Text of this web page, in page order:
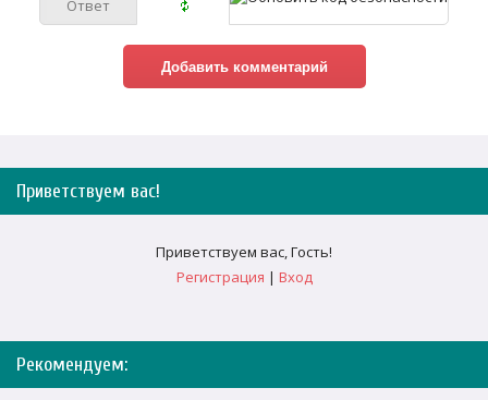
Приветствуем вас!
Приветствуем вас,Гость!
Регистрация | Вход
Рекомендуем: